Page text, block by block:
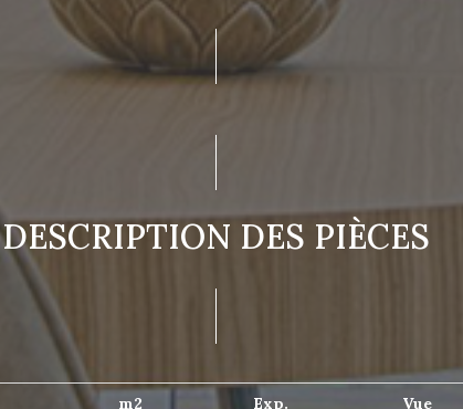
DESCRIPTION DES PIÈCES
m2 Exp. Vue